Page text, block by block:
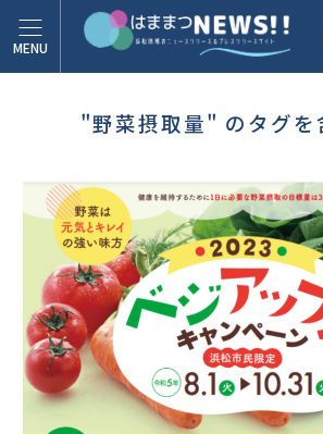
"野菜摂取量" のタグを